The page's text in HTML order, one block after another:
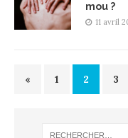
mou ?
11 avril
« 1 2 3